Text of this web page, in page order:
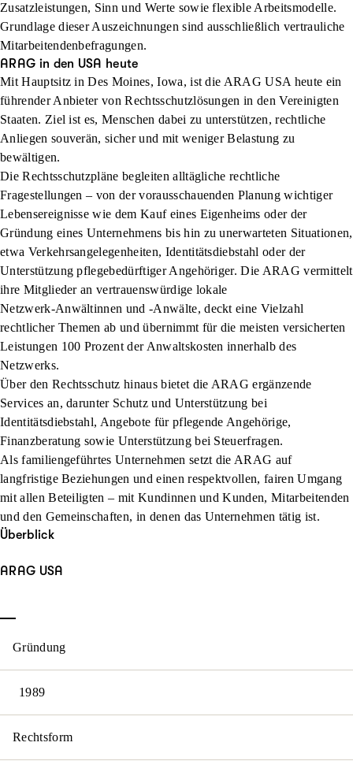
Zusatzleistungen, Sinn und Werte sowie flexible Arbeitsmodelle.
Grundlage dieser Auszeichnungen sind ausschließlich vertrauliche
Mitarbeitendenbefragungen.
ARAG in den USA heute
Mit Hauptsitz in Des Moines, Iowa, ist die ARAG USA heute ein
führender Anbieter von Rechtsschutzlösungen in den Vereinigten
Staaten. Ziel ist es, Menschen dabei zu unterstützen, rechtliche
Anliegen souverän, sicher und mit weniger Belastung zu
bewältigen.
Die Rechtsschutzpläne begleiten alltägliche rechtliche
Fragestellungen – von der vorausschauenden Planung wichtiger
Lebensereignisse wie dem Kauf eines Eigenheims oder der
Gründung eines Unternehmens bis hin zu unerwarteten Situationen,
etwa Verkehrsangelegenheiten, Identitätsdiebstahl oder der
Unterstützung pflegebedürftiger Angehöriger. Die ARAG vermittelt
ihre Mitglieder an vertrauenswürdige lokale
Netzwerk‑Anwältinnen und ‑Anwälte, deckt eine Vielzahl
rechtlicher Themen ab und übernimmt für die meisten versicherten
Leistungen 100 Prozent der Anwaltskosten innerhalb des
Netzwerks.
Über den Rechtsschutz hinaus bietet die ARAG ergänzende
Services an, darunter Schutz und Unterstützung bei
Identitätsdiebstahl, Angebote für pflegende Angehörige,
Finanzberatung sowie Unterstützung bei Steuerfragen.
Als familiengeführtes Unternehmen setzt die ARAG auf
langfristige Beziehungen und einen respektvollen, fairen Umgang
mit allen Beteiligten – mit Kundinnen und Kunden, Mitarbeitenden
und den Gemeinschaften, in denen das Unternehmen tätig ist.
Überblick
ARAG USA
Gründung
1989
Rechtsform